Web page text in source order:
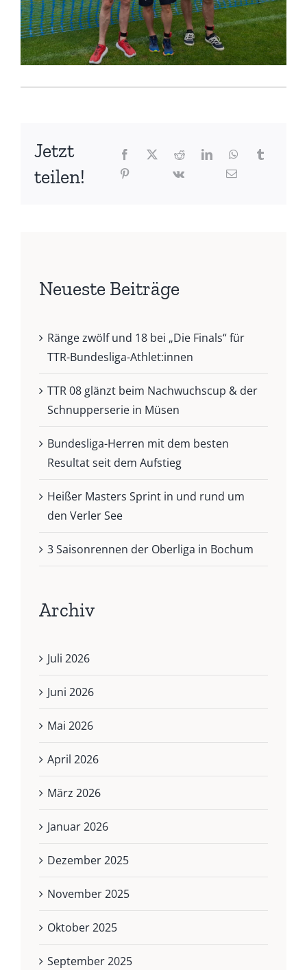
Jetzt
teilen!
Neueste Beiträge
Ränge zwölf und 18 bei „Die Finals“ für
TTR-Bundesliga-Athlet:innen
TTR 08 glänzt beim Nachwuchscup & der
Schnupperserie in Müsen
Bundesliga-Herren mit dem besten
Resultat seit dem Aufstieg
Heißer Masters Sprint in und rund um
den Verler See
3 Saisonrennen der Oberliga in Bochum
Archiv
Juli 2026
Juni 2026
Mai 2026
April 2026
März 2026
Januar 2026
Dezember 2025
November 2025
Oktober 2025
September 2025